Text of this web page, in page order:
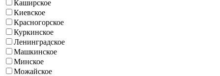
Каширское
Киевское
Красногорское
Куркинское
Ленинградское
Машкинское
Минское
Можайское